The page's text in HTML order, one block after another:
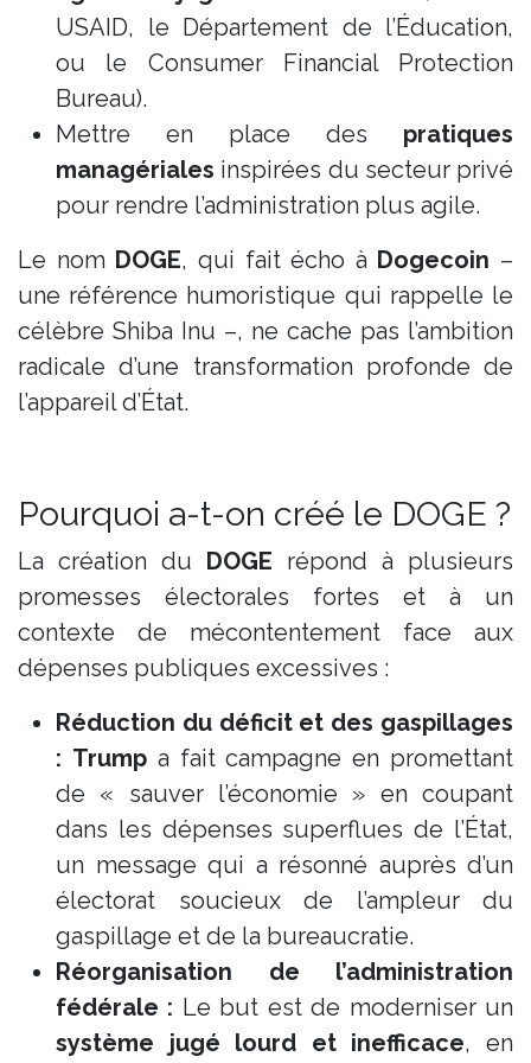
USAID, le Département de l’Éducation,
ou le Consumer Financial Protection
Bureau).
Mettre en place des pratiques
managériales inspirées du secteur privé
pour rendre l’administration plus agile.
Le nom DOGE, qui fait écho à Dogecoin –
une référence humoristique qui rappelle le
célèbre Shiba Inu –, ne cache pas l’ambition
radicale d’une transformation profonde de
l’appareil d’État.
Pourquoi a-t-on créé le DOGE ?
La création du DOGE répond à plusieurs
promesses électorales fortes et à un
contexte de mécontentement face aux
dépenses publiques excessives :
Réduction du déficit et des gaspillages
: Trump a fait campagne en promettant
de « sauver l’économie » en coupant
dans les dépenses superflues de l’État,
un message qui a résonné auprès d’un
électorat soucieux de l’ampleur du
gaspillage et de la bureaucratie.
Réorganisation de l’administration
fédérale : Le but est de moderniser un
système jugé lourd et inefficace, en